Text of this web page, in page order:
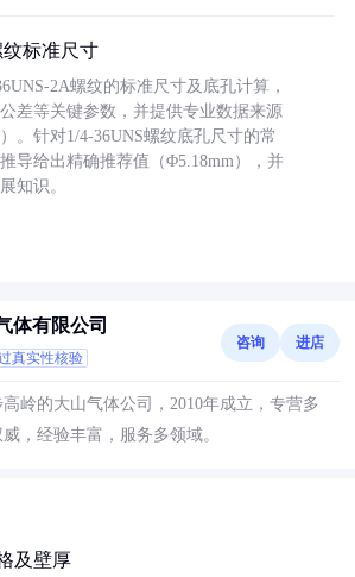
纹标准尺寸
2A螺纹的标准尺寸及底孔计算，
差等关键参数，并提供专业数据来源
。针对1/4-36UNS螺纹底孔尺寸的常
导给出精确推荐值（Φ5.18mm），并
知识。
体有限公司
真实性核验
咨询 进店
岭的大山气体公司，2010年成立，专营多
，经验丰富，服务多领域。
及壁厚